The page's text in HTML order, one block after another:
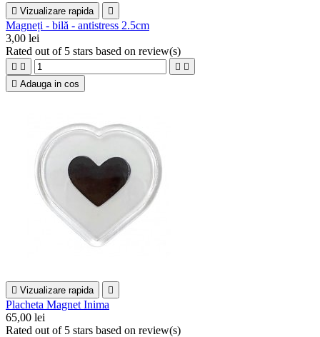
 Vizualizare rapida 
Magneți - bilă - antistress 2.5cm
3,00 lei
Rated out of 5 stars based on review(s)
   
 Adauga in cos
 Vizualizare rapida 
Placheta Magnet Inima
65,00 lei
Rated out of 5 stars based on review(s)